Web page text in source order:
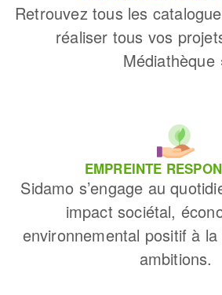
Retrouvez tous les
réaliser tous vos
Médiathèque
EMPREINTE
Sidamo s’engage au
impact sociétal,
environnemental positif à
ambitions.